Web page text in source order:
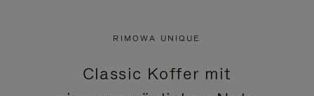
PAUSIERT,
KLICKEN
RIMOWA UNIQUE
Classic Koffer mit